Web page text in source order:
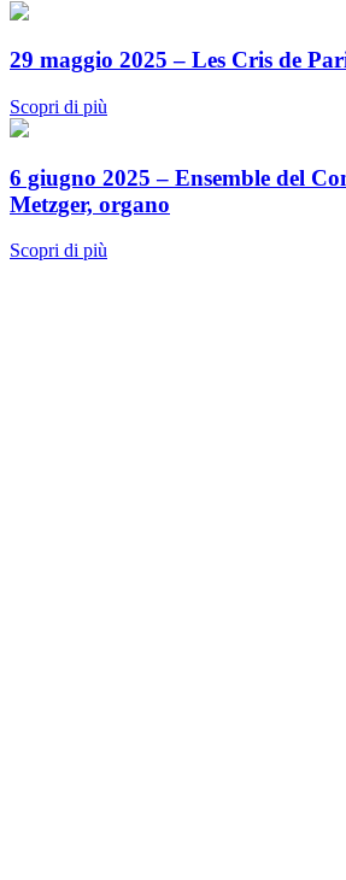
29 maggio 2025 – Les Cris de
Scopri di più
6 giugno 2025 – Ensemble del
Metzger, organo
Scopri di più